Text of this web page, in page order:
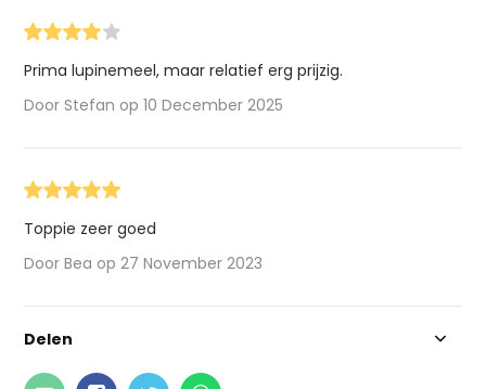
Prima lupinemeel, maar relatief erg prijzig.
Door Stefan op 10 December 2025
Toppie zeer goed
Door Bea op 27 November 2023
Delen